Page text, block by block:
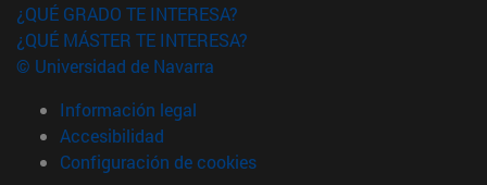
¿QUÉ GRADO TE INTERESA?
¿QUÉ MÁSTER TE INTERESA?
© Universidad de Navarra
Información legal
Accesibilidad
Configuración de cookies